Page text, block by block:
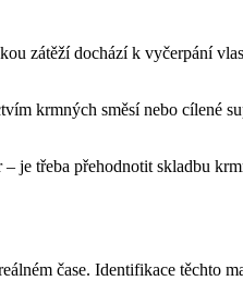
zátěží dochází k vyčerpání
krmných směsí nebo cílené
je třeba přehodnotit skladbu
čase. Identifikace těchto